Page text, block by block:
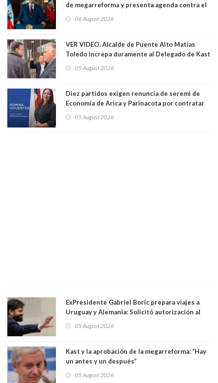
de megarreforma y presenta agenda contra el
06 August 2026
VER VIDEO. Alcalde de Puente Alto Matías
Toledo increpa duramente al Delegado de Kast
delegado nuevamente arrancando"
05 August 2026
Diez partidos exigen renuncia de seremi de
Economía de Arica y Parinacota por contratar
una militante de RN, detenida con 47 kilos de
05 August 2026
ExPresidente Gabriel Boric prepara viajes a
Uruguay y Alemania: Solicitó autorización al
05 August 2026
Kast y la aprobación de la megarreforma: “Hay
un antes y un después”
05 August 2026